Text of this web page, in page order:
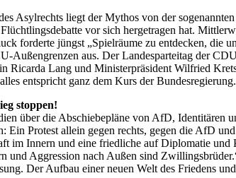
Asylrechts liegt der Mythos von der
vor sich hergetragen hat.
forderte jüngst „Spielräume zu entdecken,
Außengrenzen aus. Der Landesparteitag der
Ricarda Lang und Ministerpräsident Wilfried
entspricht ganz dem Kurs der
stoppen!
über die Abschiebepläne von AfD, Identitären
Ein Protest allein gegen rechts, gegen die AfD
im Innern und eine friedliche auf Diplomatie
und Aggression nach Außen sind
Der Aufbau einer neuen Welt des Friedens